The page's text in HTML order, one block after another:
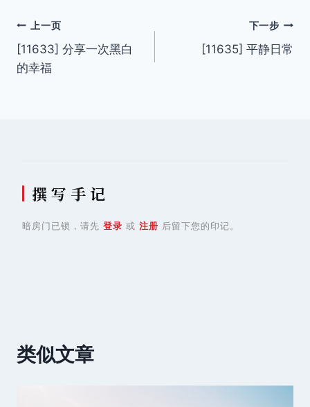
文
章
上一页
[11633] 分享一次黑白
的幸福
下一步
[11635] 平静日常
撰 写 手 记
暗房门已锁，请先 登录 或 注册 后留下您的印记。
类似文章